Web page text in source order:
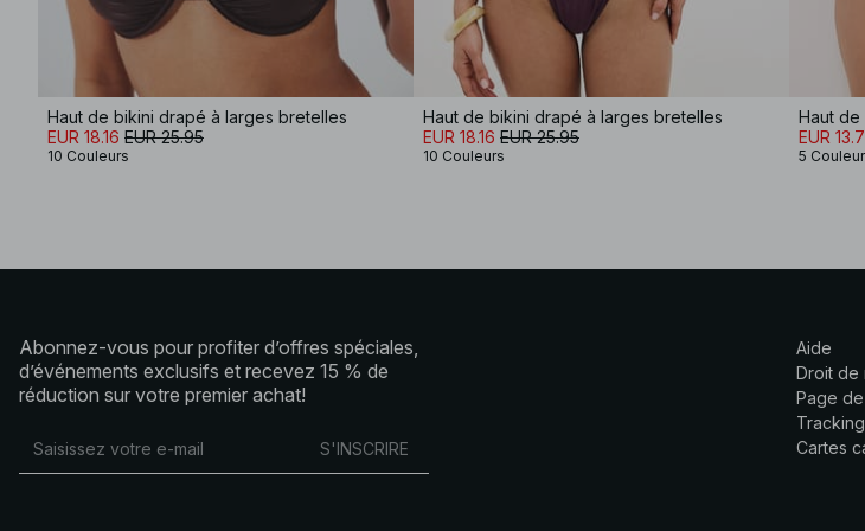
Haut de bikini drapé à larges bretelles
EUR 18.16 EUR 25.95
10 Couleurs
Haut de bikini drapé à larges bretelles
EUR 18.16 EUR 25.95
10 Couleurs
Haut de
EUR
5
Abonnez-vous pour profiter d’offres spéciales,
d’événements exclusifs et recevez 15 % de
réduction sur votre premier achat!
S'INSCRIRE
Aide
Droit de
Page
Cartes